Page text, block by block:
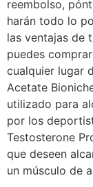
reembolso,
harán todo lo
las ventajas de
puedes
cualquier lugar
Acetate
utilizado para
por los
Testosterone
que deseen
un músculo de